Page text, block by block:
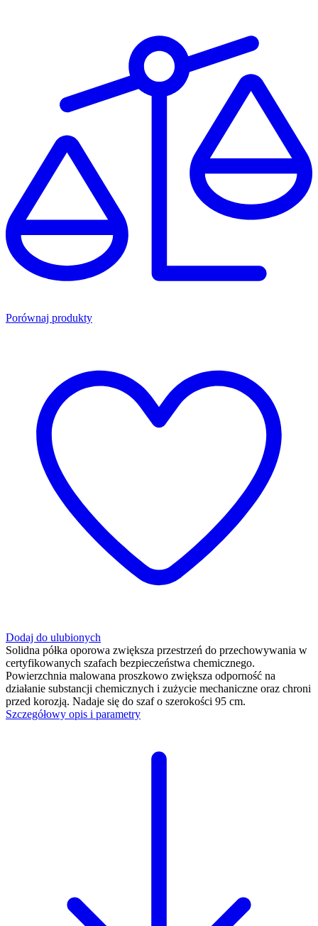
Porównaj produkty
Dodaj do ulubionych
Solidna półka oporowa zwiększa przestrzeń do przechowywania w
certyfikowanych szafach bezpieczeństwa chemicznego.
Powierzchnia malowana proszkowo zwiększa odporność na
działanie substancji chemicznych i zużycie mechaniczne oraz chroni
przed korozją. Nadaje się do szaf o szerokości 95 cm.
Szczegółowy opis i parametry